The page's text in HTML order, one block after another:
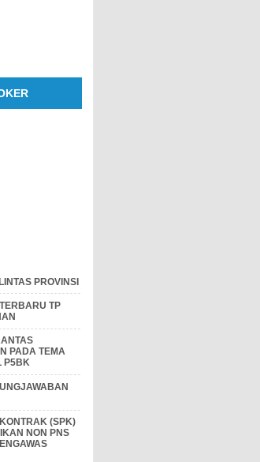
PROVINSI
TP
PADA TEMA
P5BK
(SPK)
NON PNS